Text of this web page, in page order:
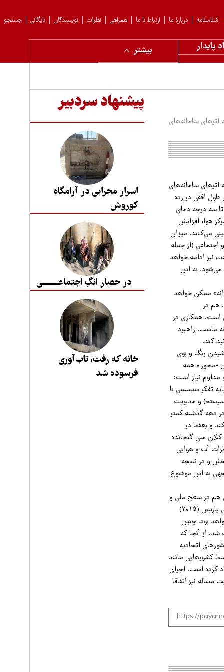
جستجو بایگانی نویسندگان نظرات همراهی ارتباط با ما دربارهٔ ما شناسنامه
پایدار بیشتر
سامانه‌های
سامانه‌های
افقی در رده
سه درجه دمای
هوا، افزایش
می‌کنند. میزان
و اجتماعی (از جمله
نیز ادامه خواهد
می‌شود. به این
ممکن خواهد
هم در
است. همکاری در
ماست. راهبرد
کند.
رنگ و بوی
«محور» همه
مداوم نیاز است:
تفکر سیستمی با
و مدیریت
دهه گذشته کمتر
و بعضا در
ملی گنجانده
آب و هوایی
و در نتیجه
به این موضوع
هم در سطح ملی و
هم در سطح بین المللی دارد. مشارکتهای ملی تعیین شده توسط خود کشور‌ها در توافق‌نامه آب و هوایی پاریس (2015)
بود. چنین
و فرانسه، در دهه 2010-2020 بسیار تقویت شد. از آنجا که
اتحادیه
کشور‌هایی مانند
کرده است. اجرای
نیز اتفاقا
پیشنهاد سردبیر
اسرار محرابی در آرامگاه
کوروش
در حصار انگِ اجتماعــــــــی
خانه که رفت، تاب‌آوری
فرسوده شد